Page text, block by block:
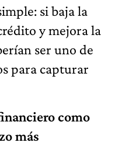
si baja la
y mejora la
ser uno de
para capturar
como
más